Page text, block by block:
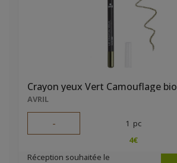
Crayon yeux Vert Camouflage bio
AVRIL
- 1 pc
4€
Réception souhaitée le